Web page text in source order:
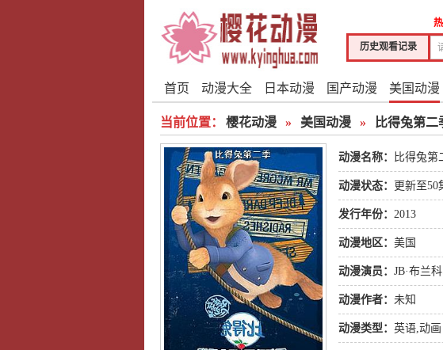
历史观看记录
首页 动漫大全 日本动漫 国产动漫 美国动漫
当前位置： 樱花动漫 » 美国动漫 » 比得兔第二
动漫名称： 比得兔第
动漫状态： 更新至50
发行年份： 2013
动漫地区： 美国
动漫演员： JB·布兰
动漫作者： 未知
动漫类型： 英语,动画